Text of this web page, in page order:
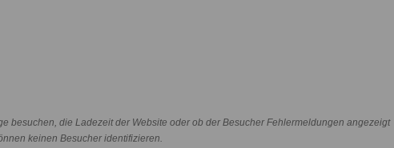
besuchen, die Ladezeit der Website oder ob der Besucher Fehlermeldungen angezeigt
keinen Besucher identifizieren.